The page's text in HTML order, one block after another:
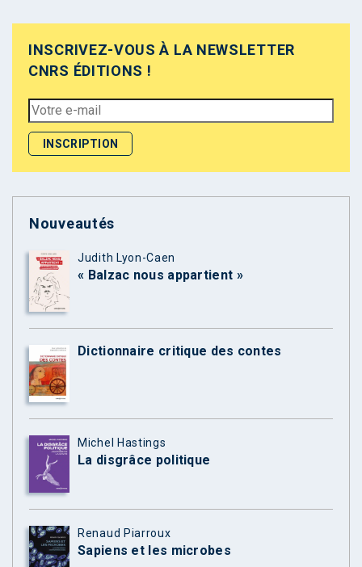
INSCRIVEZ-VOUS À LA NEWSLETTER
CNRS ÉDITIONS !
Nouveautés
Judith Lyon-Caen
« Balzac nous appartient »
Dictionnaire critique des contes
Michel Hastings
La disgrâce politique
Renaud Piarroux
Sapiens et les microbes